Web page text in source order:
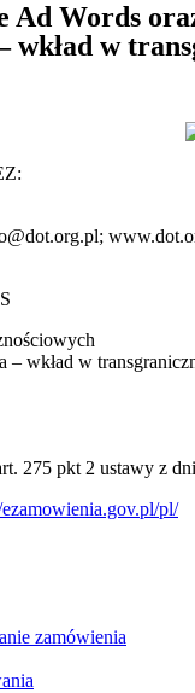
Words
w
wkład w
275 pkt 2 ustawy z
pl/
zamówienia